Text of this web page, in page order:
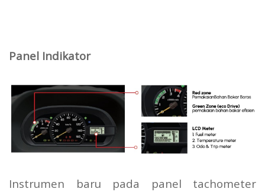
Panel Indikator
Instrumen baru pada panel tachometer